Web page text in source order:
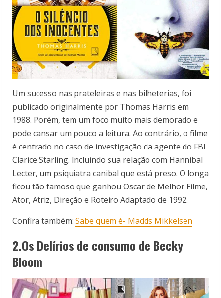
Um sucesso nas prateleiras e nas bilheterias, foi
publicado originalmente por Thomas Harris em
1988. Porém, tem um foco muito mais demorado e
pode cansar um pouco a leitura. Ao contrário, o filme
é centrado no caso de investigação da agente do FBI
Clarice Starling. Incluindo sua relação com Hannibal
Lecter, um psiquiatra canibal que está preso. O longa
ficou tão famoso que ganhou Oscar de Melhor Filme,
Ator, Atriz, Direção e Roteiro Adaptado de 1992.
Confira também: Sabe quem é- Madds Mikkelsen
2.Os Delírios de consumo de Becky
Bloom